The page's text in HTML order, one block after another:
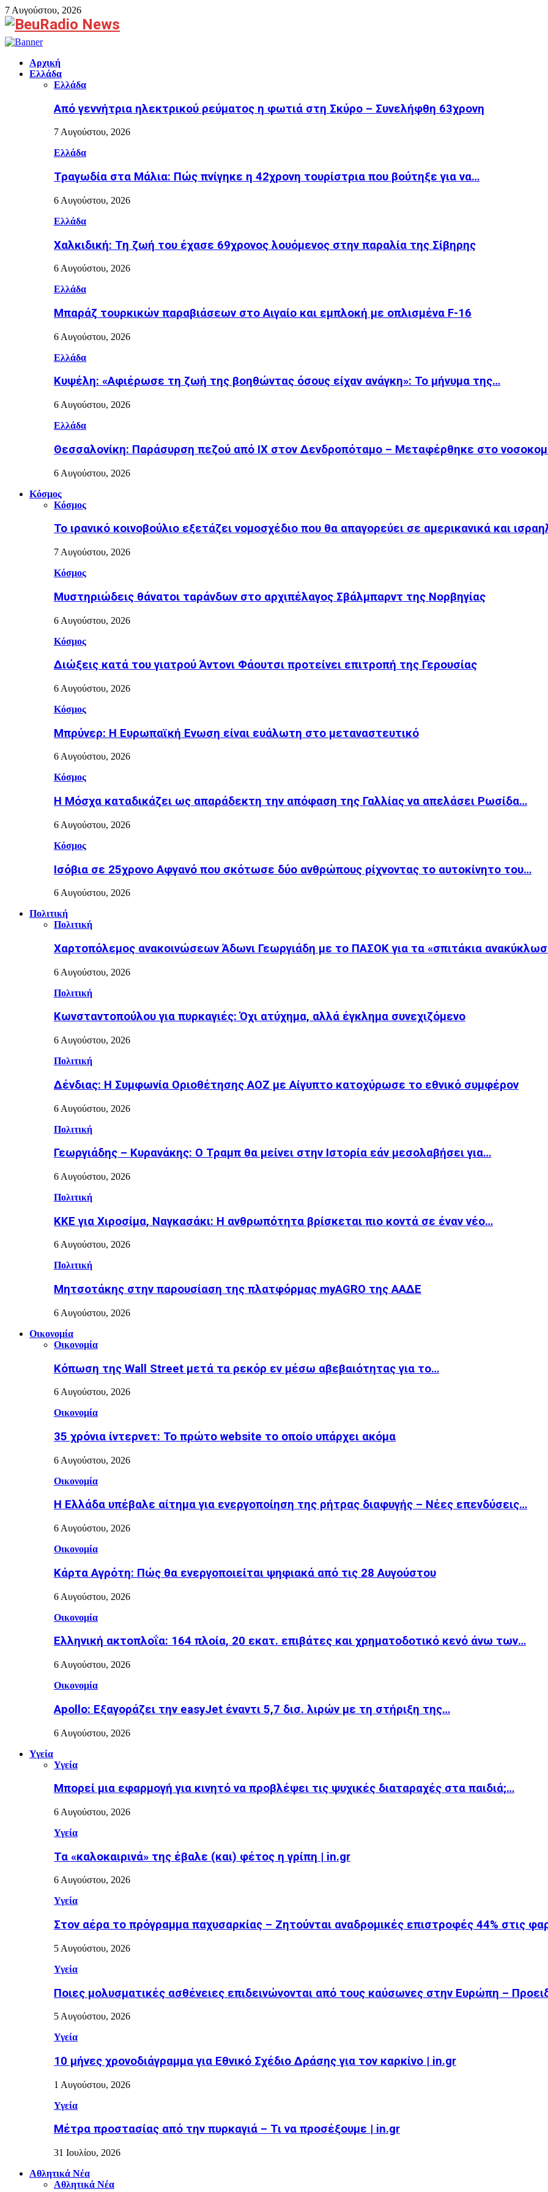
7 Αυγούστου, 2026
Facebook
Αρχική
Ελλάδα
Ελλάδα
Από γεννήτρια ηλεκτρικού ρεύματος η φωτιά στη Σκύρο – Συνελήφθη 63χρονη
7 Αυγούστου, 2026
Ελλάδα
Τραγωδία στα Μάλια: Πώς πνίγηκε η 42χρονη τουρίστρια που βούτηξε για να…
6 Αυγούστου, 2026
Ελλάδα
Χαλκιδική: Τη ζωή του έχασε 69χρονος λουόμενος στην παραλία της Σίβηρης
6 Αυγούστου, 2026
Ελλάδα
Μπαράζ τουρκικών παραβιάσεων στο Αιγαίο και εμπλοκή με οπλισμένα F-16
6 Αυγούστου, 2026
Ελλάδα
Κυψέλη: «Αφιέρωσε τη ζωή της βοηθώντας όσους είχαν ανάγκη»: Το μήνυμα της…
6 Αυγούστου, 2026
Ελλάδα
Θεσσαλονίκη: Παράσυρση πεζού από ΙΧ στον Δενδροπόταμο – Μεταφέρθηκε στο
6 Αυγούστου, 2026
Κόσμος
Κόσμος
Το ιρανικό κοινοβούλιο εξετάζει νομοσχέδιο που θα απαγορεύει σε αμερικανικά και
7 Αυγούστου, 2026
Κόσμος
Μυστηριώδεις θάνατοι ταράνδων στο αρχιπέλαγος Σβάλμπαρντ της Νορβηγίας
6 Αυγούστου, 2026
Κόσμος
Διώξεις κατά του γιατρού Άντονι Φάουτσι προτείνει επιτροπή της Γερουσίας
6 Αυγούστου, 2026
Κόσμος
Μπρύνερ: Η Ευρωπαϊκή Ενωση είναι ευάλωτη στο μεταναστευτικό
6 Αυγούστου, 2026
Κόσμος
Η Μόσχα καταδικάζει ως απαράδεκτη την απόφαση της Γαλλίας να απελάσει Ρωσίδα…
6 Αυγούστου, 2026
Κόσμος
Ισόβια σε 25χρονο Αφγανό που σκότωσε δύο ανθρώπους ρίχνοντας το αυτοκίνητο του…
6 Αυγούστου, 2026
Πολιτική
Πολιτική
Χαρτοπόλεμος ανακοινώσεων Άδωνι Γεωργιάδη με το ΠΑΣΟΚ για τα «σπιτάκια
6 Αυγούστου, 2026
Πολιτική
Κωνσταντοπούλου για πυρκαγιές: Όχι ατύχημα, αλλά έγκλημα συνεχιζόμενο
6 Αυγούστου, 2026
Πολιτική
Δένδιας: Η Συμφωνία Οριοθέτησης ΑΟΖ με Αίγυπτο κατοχύρωσε το εθνικό συμφέρον
6 Αυγούστου, 2026
Πολιτική
Γεωργιάδης – Κυρανάκης: Ο Τραμπ θα μείνει στην Ιστορία εάν μεσολαβήσει για…
6 Αυγούστου, 2026
Πολιτική
ΚΚΕ για Χιροσίμα, Ναγκασάκι: Η ανθρωπότητα βρίσκεται πιο κοντά σε έναν νέο…
6 Αυγούστου, 2026
Πολιτική
Μητσοτάκης στην παρουσίαση της πλατφόρμας myAGRO της ΑΑΔΕ
6 Αυγούστου, 2026
Οικονομία
Οικονομία
Κόπωση της Wall Street μετά τα ρεκόρ εν μέσω αβεβαιότητας για το…
6 Αυγούστου, 2026
Οικονομία
35 χρόνια ίντερνετ: Το πρώτο website το οποίο υπάρχει ακόμα
6 Αυγούστου, 2026
Οικονομία
Η Ελλάδα υπέβαλε αίτημα για ενεργοποίηση της ρήτρας διαφυγής – Νέες επενδύσεις…
6 Αυγούστου, 2026
Οικονομία
Κάρτα Αγρότη: Πώς θα ενεργοποιείται ψηφιακά από τις 28 Αυγούστου
6 Αυγούστου, 2026
Οικονομία
Ελληνική ακτοπλοΐα: 164 πλοία, 20 εκατ. επιβάτες και χρηματοδοτικό κενό άνω των…
6 Αυγούστου, 2026
Οικονομία
Apollo: Εξαγοράζει την easyJet έναντι 5,7 δισ. λιρών με τη στήριξη της…
6 Αυγούστου, 2026
Υγεία
Υγεία
Μπορεί μια εφαρμογή για κινητό να προβλέψει τις ψυχικές διαταραχές στα παιδιά;…
6 Αυγούστου, 2026
Υγεία
Τα «καλοκαιρινά» της έβαλε (και) φέτος η γρίπη | in.gr
6 Αυγούστου, 2026
Υγεία
Στον αέρα το πρόγραμμα παχυσαρκίας – Ζητούνται αναδρομικές επιστροφές 44% στις
5 Αυγούστου, 2026
Υγεία
Ποιες μολυσματικές ασθένειες επιδεινώνονται από τους καύσωνες στην Ευρώπη –
5 Αυγούστου, 2026
Υγεία
10 μήνες χρονοδιάγραμμα για Εθνικό Σχέδιο Δράσης για τον καρκίνο | in.gr
1 Αυγούστου, 2026
Υγεία
Μέτρα προστασίας από την πυρκαγιά – Τι να προσέξουμε | in.gr
31 Ιουλίου, 2026
Αθλητικά Νέα
Αθλητικά Νέα